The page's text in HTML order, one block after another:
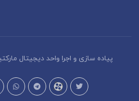
پیاده سازی و اجرا واحد دیجیتال